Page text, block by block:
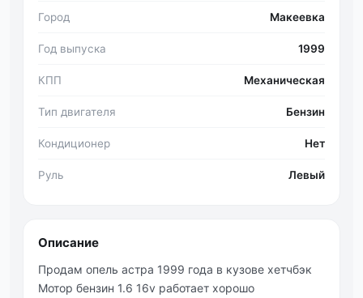
Город Макеевка
Год выпуска 1999
КПП Механическая
Тип двигателя Бензин
Кондиционер Нет
Руль Левый
Описание
Продам опель астра 1999 года в кузове хетчбэк
Мотор бензин 1.6 16v работает хорошо